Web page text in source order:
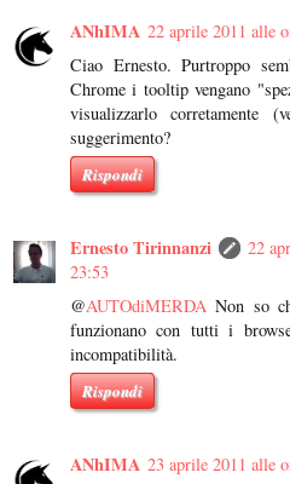
ANhIMA 22 aprile 2011 alle
Ciao Ernesto. Purtroppo
Chrome i tooltip vengano
visualizzarlo
suggerimento?
Rispondi
Ernesto Tirinnanzi
22
23:53
@AUTOdiMERDA Non so
funzionano con tutti i
incompatibilità.
Rispondi
ANhIMA 23 aprile 2011 alle